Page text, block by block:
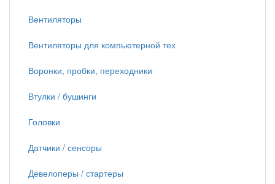
Вентиляторы
Вентиляторы для компьютерной тех
Воронки, пробки, переходники
Втулки / бушинги
Головки
Датчики / сенсоры
Девелоперы / стартеры